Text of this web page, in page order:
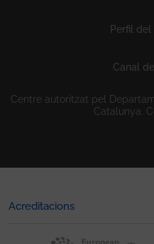
Perfil
Canal
Centre autoritzat pel
Catalunya.
Acreditacions